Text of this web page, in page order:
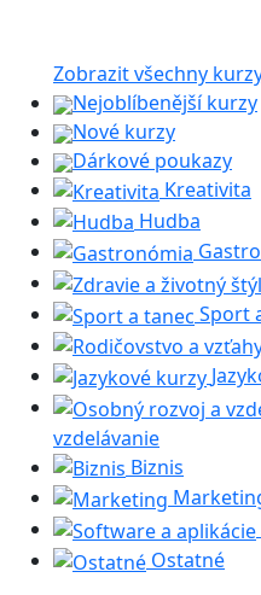
Zobrazit všechny
Nejoblíbenější kurzy
Nové kurzy
Dárkové poukazy
Kreativita
Hudba
Sport
vzdelávanie
Biznis
Ostatné